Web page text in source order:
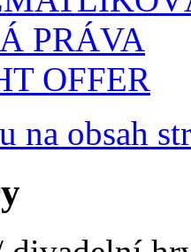
PRÁVA
OFFER
na obsah